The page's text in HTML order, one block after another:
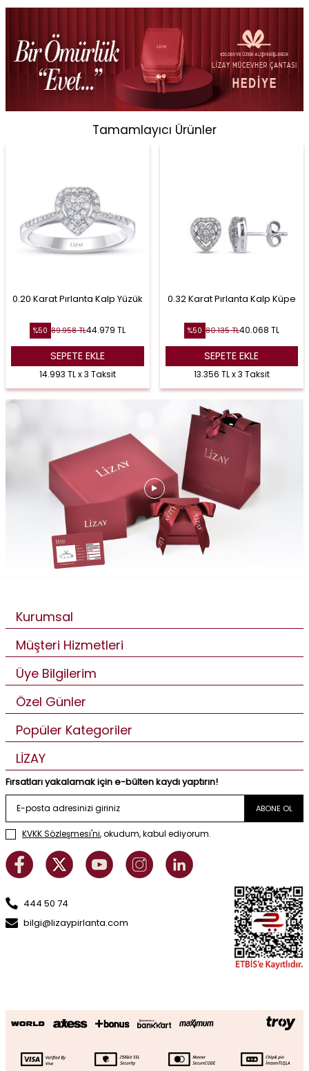
Tamamlayıcı Ürünler
0.20 Karat Pırlanta Kalp Yüzük
%50 89.958TL44.979 TL
SEPETE EKLE
14.993 TL x 3 Taksit
0.32 Karat Pırlanta Kalp Küpe
%50 80.135TL40.068 TL
SEPETE EKLE
13.356 TL x 3 Taksit
Kurumsal
Müşteri Hizmetleri
Üye Bilgilerim
Özel Günler
Popüler Kategoriler
LİZAY
Fırsatları yakalamak için e-bülten kaydı yaptırın!
ABONE OL
KVKK Sözleşmesi'ni, okudum, kabul ediyorum.
444 50 74
bilgi@lizaypirlanta.com